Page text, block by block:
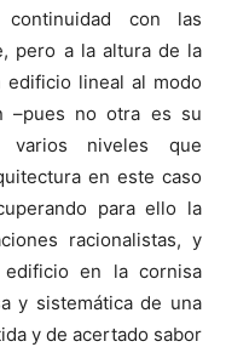
con las
pero a la altura de la
edificio lineal al modo
–pues no otra es su
varios niveles que
en este caso
para ello la
racionalistas, y
edificio en la cornisa
y sistemática de una
y de acertado sabor